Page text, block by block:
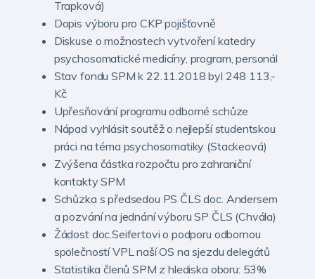
Trapková)
Dopis výboru pro CKP pojišťovně
Diskuse o možnostech vytvoření katedry
psychosomatické medicíny, program, personál
Stav fondu SPM k 22.11.2018 byl 248 113,-
Kč
Upřesňování programu odborné schůze
Nápad vyhlásit soutěž o nejlepší studentskou
práci na téma psychosomatiky (Stackeová)
Zvýšena částka rozpočtu pro zahraniční
kontakty SPM
Schůzka s předsedou PS ČLS doc. Andersem
a pozvání na jednání výboru SP ČLS (Chvála)
Žádost doc.Seifertovi o podporu odbornou
společností VPL naší OS na sjezdu delegátů
Statistika členů SPM z hlediska oboru: 53%